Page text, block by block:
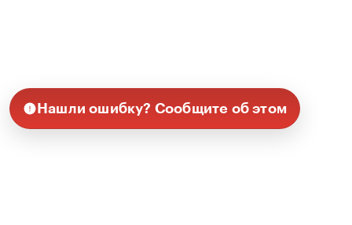
Нашли ошибку? Сообщите об этом